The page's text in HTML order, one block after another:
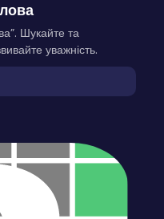
Шукайте та
уважність.